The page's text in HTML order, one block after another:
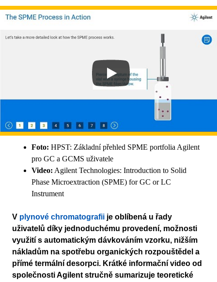
Foto: HPST: Základní přehled SPME portfolia Agilent
pro GC a GCMS uživatele
Video: Agilent Technologies: Introduction to Solid
Phase Microextraction (SPME) for GC or LC
Instrument
V plynové chromatografii je oblíbená u řady
uživatelů díky jednoduchému provedení, možnosti
využití s automatickým dávkováním vzorku, nižším
nákladům na spotřebu organických rozpouštědel a
přímé termální desorpci. Krátké informační video od
společnosti Agilent stručně sumarizuje teoretické